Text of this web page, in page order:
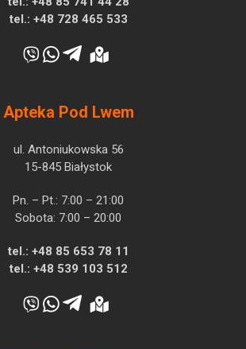
tel.: +48 728 465 533
Apteka Pod Lwem
ul. Antoniukowska 56
15-845 Białystok
Pn. – Pt.: 7:00 – 21:00
Sobota: 7:00 – 20:00
tel.: +48 85 653 78 11
tel.: +48 539 103 512